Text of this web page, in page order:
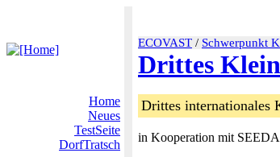
ECOVAST / Schwerpunkt
Drittes
Home
Neues
TestSeite
DorfTratsch
Drittes internationales
in Kooperation mit SEEDA